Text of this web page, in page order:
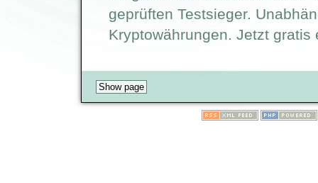
geprüften Testsieger.
Kryptowährungen. Jetzt